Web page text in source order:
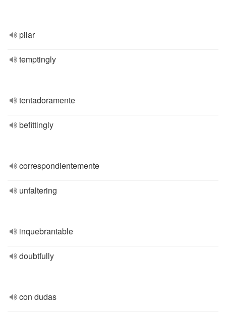
pilar
temptingly
tentadoramente
befittingly
correspondientemente
unfaltering
inquebrantable
doubtfully
con dudas